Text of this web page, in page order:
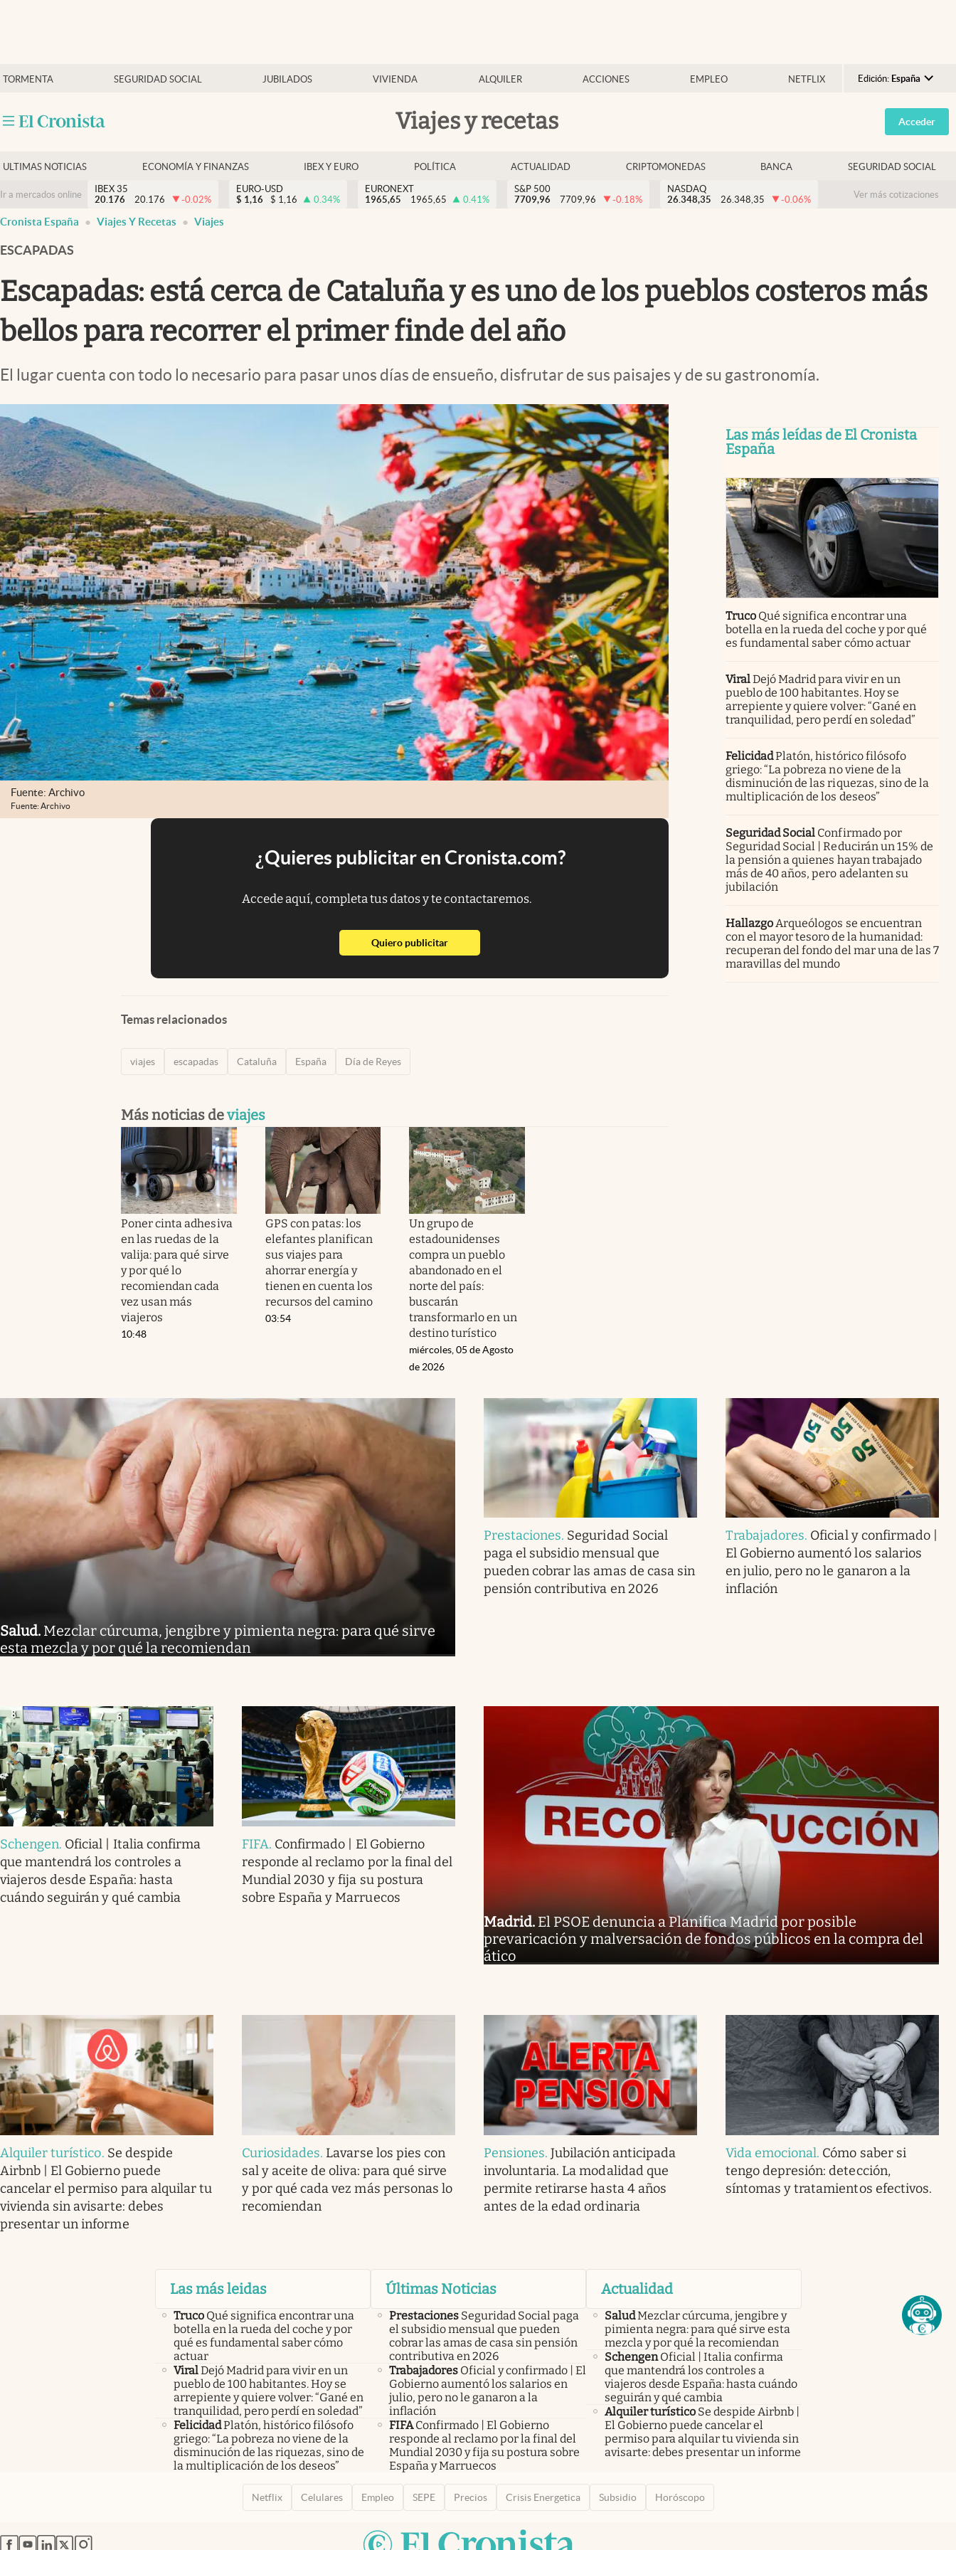
TORMENTA SEGURIDAD SOCIAL JUBILADOS VIVIENDA ALQUILER ACCIONES EMPLEO NETFLIX Edición: España
Argentina
España
USA
Colombia
Viajes y recetas
Economía y finanzas
Criptomonedas
Acceder
ULTIMAS NOTICIAS ECONOMÍA Y FINANZAS IBEX Y EURO POLÍTICA ACTUALIDAD CRIPTOMONEDAS BANCA SEGURIDAD SOCIAL
Ir a mercados online
IBEX 35
20.176
20.176 -0.02%
EURO-USD
$ 1,16 $ 1,16 0.34%
EURONEXT
1965,65
1965,65 0.41%
S&P 500
7709,96
7709,96 -0.18%
NASDAQ
26.348,35
26.348,35 -0.06% Ver más cotizaciones
Cronista España Viajes Y Recetas Viajes
ESCAPADAS
Escapadas: está cerca de Cataluña y es uno de los pueblos costeros más
bellos para recorrer el primer finde del año
El lugar cuenta con todo lo necesario para pasar unos días de ensueño, disfrutar de sus paisajes y de su gastronomía.
Fuente: Archivo
Fuente: Archivo
¿Quieres publicitar en Cronista.com?
Accede aquí, completa tus datos y te contactaremos.
Quiero publicitarabre en nueva pestaña
Temas relacionados
viajes escapadas Cataluña España Día de Reyes
Más noticias deviajes
Poner cinta adhesiva
en las ruedas de la
valija: para qué sirve
y por qué lo
recomiendan cada
vez usan más
viajeros
10:48
GPS con patas: los
elefantes planifican
sus viajes para
ahorrar energía y
tienen en cuenta los
recursos del camino
03:54
Un grupo de
estadounidenses
compra un pueblo
abandonado en el
norte del país:
buscarán
transformarlo en un
destino turístico
miércoles, 05 de Agosto
de 2026
Las más leídas de El Cronista
España
Truco Qué significa encontrar una
botella en la rueda del coche y por qué
es fundamental saber cómo actuar
ViralDejó Madrid para vivir en un
pueblo de 100 habitantes. Hoy se
arrepiente y quiere volver: “Gané en
tranquilidad, pero perdí en soledad”
FelicidadPlatón, histórico filósofo
griego: “La pobreza no viene de la
disminución de las riquezas, sino de la
multiplicación de los deseos”
Seguridad Social Confirmado por
Seguridad Social | Reducirán un 15% de
la pensión a quienes hayan trabajado
más de 40 años, pero adelanten su
jubilación
HallazgoArqueólogos se encuentran
con el mayor tesoro de la humanidad:
recuperan del fondo del mar una de las 7
maravillas del mundo
Salud. Mezclar cúrcuma, jengibre y pimienta negra: para qué sirve
esta mezcla y por qué la recomiendan
Prestaciones. Seguridad Social
paga el subsidio mensual que
pueden cobrar las amas de casa sin
pensión contributiva en 2026
Trabajadores. Oficial y confirmado |
El Gobierno aumentó los salarios
en julio, pero no le ganaron a la
inflación
Schengen. Oficial | Italia confirma
que mantendrá los controles a
viajeros desde España: hasta
cuándo seguirán y qué cambia
FIFA. Confirmado | El Gobierno
responde al reclamo por la final del
Mundial 2030 y fija su postura
sobre España y Marruecos
Madrid. El PSOE denuncia a Planifica Madrid por posible
prevaricación y malversación de fondos públicos en la compra del
ático
Alquiler turístico. Se despide
Airbnb | El Gobierno puede
cancelar el permiso para alquilar tu
vivienda sin avisarte: debes
presentar un informe
Curiosidades. Lavarse los pies con
sal y aceite de oliva: para qué sirve
y por qué cada vez más personas lo
recomiendan
Pensiones.Jubilación anticipada
involuntaria. La modalidad que
permite retirarse hasta 4 años
antes de la edad ordinaria
Vida emocional. Cómo saber si
tengo depresión: detección,
síntomas y tratamientos efectivos.
Las más leidas
Truco Qué significa encontrar una
botella en la rueda del coche y por
qué es fundamental saber cómo
actuar
ViralDejó Madrid para vivir en un
pueblo de 100 habitantes. Hoy se
arrepiente y quiere volver: “Gané en
tranquilidad, pero perdí en soledad”
FelicidadPlatón, histórico filósofo
griego: “La pobreza no viene de la
disminución de las riquezas, sino de
la multiplicación de los deseos”
Últimas Noticias
Prestaciones Seguridad Social paga
el subsidio mensual que pueden
cobrar las amas de casa sin pensión
contributiva en 2026
Trabajadores Oficial y confirmado | El
Gobierno aumentó los salarios en
julio, pero no le ganaron a la
inflación
FIFA Confirmado | El Gobierno
responde al reclamo por la final del
Mundial 2030 y fija su postura sobre
España y Marruecos
Actualidad
SaludMezclar cúrcuma, jengibre y
pimienta negra: para qué sirve esta
mezcla y por qué la recomiendan
Schengen Oficial | Italia confirma
que mantendrá los controles a
viajeros desde España: hasta cuándo
seguirán y qué cambia
Alquiler turístico Se despide Airbnb |
El Gobierno puede cancelar el
permiso para alquilar tu vivienda sin
avisarte: debes presentar un informe
Netflix Celulares Empleo SEPE Precios Crisis Energetica Subsidio Horóscopo
abre en nueva pestaña
abre en nueva pestaña
abre en nueva pestaña
abre en nueva pestaña
abre en nueva pestaña